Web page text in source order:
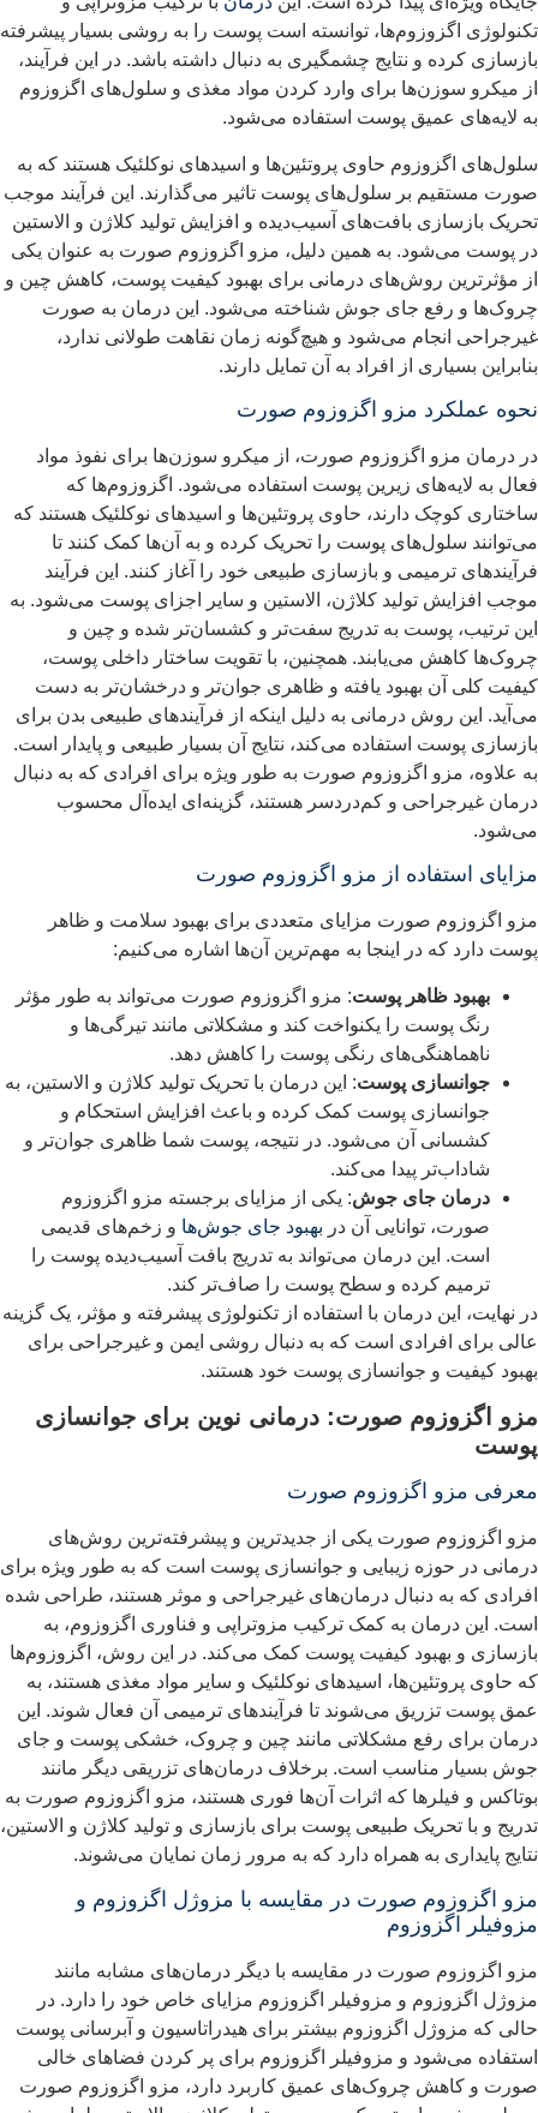
اگزوزوم‌ها، توانسته است پوست را به روشی بسیار پیشرفته
کرده و نتایج چشمگیری به دنبال داشته باشد. در این فرآیند،
میکرو سوزن‌ها برای وارد کردن مواد مغذی و سلول‌های اگزوزوم
لایه‌های عمیق پوست استفاده می‌شود.
اگزوزوم حاوی پروتئین‌ها و اسیدهای نوکلئیک هستند که به
مستقیم بر سلول‌های پوست تاثیر می‌گذارند. این فرآیند موجب
بازسازی بافت‌های آسیب‌دیده و افزایش تولید کلاژن و الاستین
پوست می‌شود. به همین دلیل، مزو اگزوزوم صورت به عنوان یکی
مؤثرترین روش‌های درمانی برای بهبود کیفیت پوست، کاهش چین و
و رفع جای جوش شناخته می‌شود. این درمان به صورت
انجام می‌شود و هیچ‌گونه زمان نقاهت طولانی ندارد،
بسیاری از افراد به آن تمایل دارند.
عملکرد مزو اگزوزوم صورت
درمان مزو اگزوزوم صورت، از میکرو سوزن‌ها برای نفوذ مواد
به لایه‌های زیرین پوست استفاده می‌شود. اگزوزوم‌ها که
کوچک دارند، حاوی پروتئین‌ها و اسیدهای نوکلئیک هستند که
سلول‌های پوست را تحریک کرده و به آن‌ها کمک کنند تا
ترمیمی و بازسازی طبیعی خود را آغاز کنند. این فرآیند
افزایش تولید کلاژن، الاستین و سایر اجزای پوست می‌شود. به
ترتیب، پوست به تدریج سفت‌تر و کشسان‌تر شده و چین و
کاهش می‌یابند. همچنین، با تقویت ساختار داخلی پوست،
کلی آن بهبود یافته و ظاهری جوان‌تر و درخشان‌تر به دست
این روش درمانی به دلیل اینکه از فرآیندهای طبیعی بدن برای
پوست استفاده می‌کند، نتایج آن بسیار طبیعی و پایدار است.
علاوه، مزو اگزوزوم صورت به طور ویژه برای افرادی که به دنبال
غیرجراحی و کم‌دردسر هستند، گزینه‌ای ایده‌آل محسوب
استفاده از مزو اگزوزوم صورت
اگزوزوم صورت مزایای متعددی برای بهبود سلامت و ظاهر
دارد که در اینجا به مهم‌ترین آن‌ها اشاره می‌کنیم:
بهبود ظاهر پوست: مزو اگزوزوم صورت می‌تواند به طور مؤثر
رنگ پوست را یکنواخت کند و مشکلاتی مانند تیرگی‌ها و
ناهماهنگی‌های رنگی پوست را کاهش دهد.
جوانسازی پوست: این درمان با تحریک تولید کلاژن و الاستین، به
جوانسازی پوست کمک کرده و باعث افزایش استحکام و
کشسانی آن می‌شود. در نتیجه، پوست شما ظاهری جوان‌تر و
شاداب‌تر پیدا می‌کند.
درمان جای جوش: یکی از مزایای برجسته مزو اگزوزوم
صورت، توانایی آن در بهبود جای جوش‌هاو زخم‌های قدیمی
است. این درمان می‌تواند به تدریج بافت آسیب‌دیده پوست را
ترمیم کرده و سطح پوست را صاف‌تر کند.
نهایت، این درمان با استفاده از تکنولوژی پیشرفته و مؤثر، یک گزینه
برای افرادی است که به دنبال روشی ایمن و غیرجراحی برای
کیفیت و جوانسازی پوست خود هستند.
اگزوزوم صورت: درمانی نوین برای جوانسازی
مزو اگزوزوم صورت
اگزوزوم صورت یکی از جدیدترین و پیشرفته‌ترین روش‌های
در حوزه زیبایی و جوانسازی پوست است که به طور ویژه برای
که به دنبال درمان‌های غیرجراحی و موثر هستند، طراحی شده
این درمان به کمک ترکیب مزوتراپی و فناوری اگزوزوم، به
و بهبود کیفیت پوست کمک می‌کند. در این روش، اگزوزوم‌ها
حاوی پروتئین‌ها، اسیدهای نوکلئیک و سایر مواد مغذی هستند، به
پوست تزریق می‌شوند تا فرآیندهای ترمیمی آن فعال شوند. این
برای رفع مشکلاتی مانند چین و چروک، خشکی پوست و جای
بسیار مناسب است. برخلاف درمان‌های تزریقی دیگر مانند
و فیلرها که اثرات آن‌ها فوری هستند، مزو اگزوزوم صورت به
و با تحریک طبیعی پوست برای بازسازی و تولید کلاژن و الاستین،
پایداری به همراه دارد که به مرور زمان نمایان می‌شوند.
اگزوزوم صورت در مقایسه با مزوژل اگزوزوم و
اگزوزوم
اگزوزوم صورت در مقایسه با دیگر درمان‌های مشابه مانند
اگزوزوم و مزوفیلر اگزوزوم مزایای خاص خود را دارد. در
که مزوژل اگزوزوم بیشتر برای هیدراتاسیون و آبرسانی پوست
می‌شود و مزوفیلر اگزوزوم برای پر کردن فضاهای خالی
و کاهش چروک‌های عمیق کاربرد دارد، مزو اگزوزوم صورت